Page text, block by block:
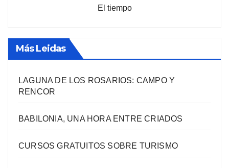
El tiempo
Más Leidas
LAGUNA DE LOS ROSARIOS: CAMPO Y
RENCOR
BABILONIA, UNA HORA ENTRE CRIADOS
CURSOS GRATUITOS SOBRE TURISMO